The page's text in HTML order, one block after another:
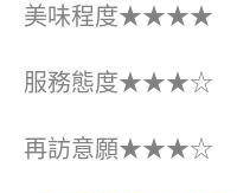
美味程度★★★★
服務態度★★★☆
再訪意願★★★☆